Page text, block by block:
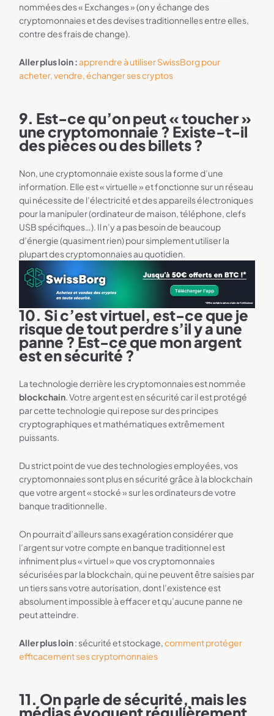
nommées des « Exchanges » (on y échange des
cryptomonnaies et des devises traditionnelles entre elles,
contre des frais de change).
Aller plus loin : apprendre à utiliser SwissBorg pour
acheter, vendre, échanger ses cryptos
9. Est-ce qu’on peut « toucher »
une cryptomonnaie ? Existe-t-il
des pièces ou des billets ?
Non, une cryptomonnaie existe sous la forme d’une
information. Elle est « virtuelle » et fonctionne sur un réseau
qui nécessite de l’électricité et des appareils électroniques
pour la manipuler (ordinateur de maison, téléphone, clefs
USB spécifiques…). Il n’y a pas besoin de beaucoup
d’énergie (quasiment rien) pour simplement utiliser la
plupart des cryptomonnaies au quotidien.
Bannière SwissBorg GRAND FORMAT
10. Si c’est virtuel, est-ce que je
risque de tout perdre s’il y a une
panne ? Est-ce que mon argent
est en sécurité ?
La technologie derrière les cryptomonnaies est nommée
blockchain. Votre argent est en sécurité car il est protégé
par cette technologie qui repose sur des principes
cryptographiques et mathématiques extrêmement
puissants.
Du strict point de vue des technologies employées, vos
cryptomonnaies sont plus en sécurité grâce à la blockchain
que votre argent « stocké » sur les ordinateurs de votre
banque traditionnelle.
On pourrait d’ailleurs sans exagération considérer que
l’argent sur votre compte en banque traditionnel est
infiniment plus « virtuel » que vos cryptomonnaies
sécurisées par la blockchain, qui ne peuvent être saisies par
un tiers sans votre autorisation, dont l’existence est
absolument impossible à effacer et qu’aucune panne ne
peut atteindre.
Aller plus loin: sécurité et stockage,comment protéger
efficacement ses cryptomonnaies
11. On parle de sécurité, mais les